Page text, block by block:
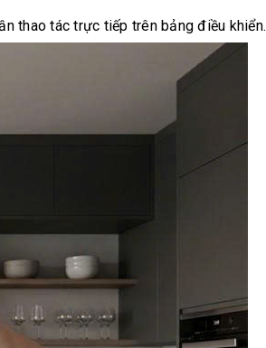
thao tác trực tiếp trên bảng điều khiển.